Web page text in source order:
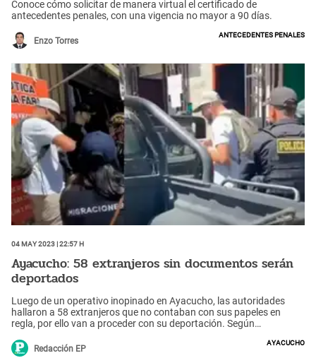
Conoce cómo solicitar de manera virtual el certificado de
antecedentes penales, con una vigencia no mayor a 90 días.
Enzo Torres
Antecedentes penales
04 May 2023 | 22:57 h
Ayacucho: 58 extranjeros sin documentos serán
deportados
Luego de un operativo inopinado en Ayacucho, las autoridades
hallaron a 58 extranjeros que no contaban con sus papeles en
regla, por ello van a proceder con su deportación. Según
venezolana y colombiana, los cuales cuentan con antecedentes
Redacción EP
Ayacucho